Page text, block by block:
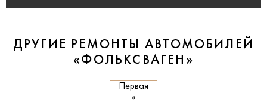
ДРУГИЕ РЕМОНТЫ АВТОМОБИЛЕЙ
«ФОЛЬКСВАГЕН»
Первая
«